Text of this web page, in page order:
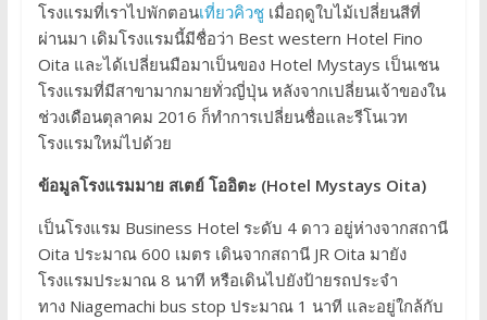
โรงแรมที่เราไปพักตอนเที่ยวคิวชูเมื่อฤดูใบไม้เปลี่ยนสีที่
ผ่านมา เดิมโรงแรมนี้มีชื่อว่า Best western Hotel Fino
Oita และได้เปลี่ยนมือมาเป็นของ Hotel Mystays เป็นเชน
โรงแรมที่มีสาขามากมายทั่วญี่ปุ่น หลังจากเปลี่ยนเจ้าของใน
ช่วงเดือนตุลาคม 2016 ก็ทำการเปลี่ยนชื่อและรีโนเวท
โรงแรมใหม่ไปด้วย
ข้อมูลโรงแรมมาย สเตย์ โออิตะ (Hotel Mystays Oita)
เป็นโรงแรม Business Hotel ระดับ 4 ดาว อยู่ห่างจากสถานี
Oita ประมาณ 600 เมตร เดินจากสถานี JR Oita มายัง
โรงแรมประมาณ 8 นาที หรือเดินไปยังป้ายรถประจำ
ทาง Niagemachi bus stop ประมาณ 1 นาที และอยู่ใกล้กับ